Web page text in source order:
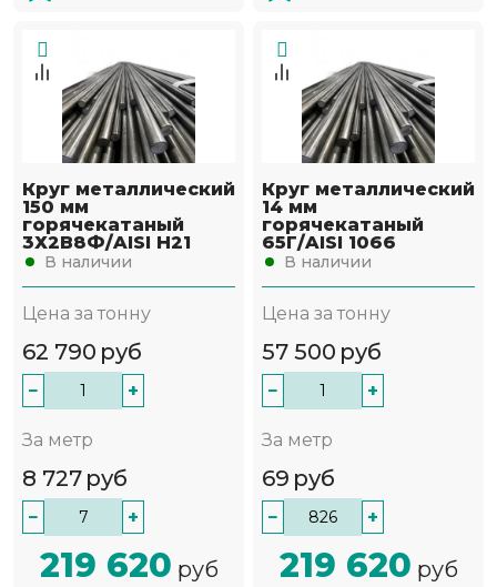
Круг металлический
150 мм
горячекатаный
3Х2В8Ф/AISI H21
В наличии
Цена за тонну
62 790 руб
− +
За метр
8 727 руб
− +
219 620 руб
Круг металлический
14 мм
горячекатаный
65Г/AISI 1066
В наличии
Цена за тонну
57 500 руб
− +
За метр
69 руб
− +
219 620 руб